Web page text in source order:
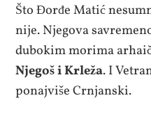
Što Đorđe Matić
nije. Njegova
dubokim morima
Njegoš i Krleža. I
ponajviše Crnjanski.